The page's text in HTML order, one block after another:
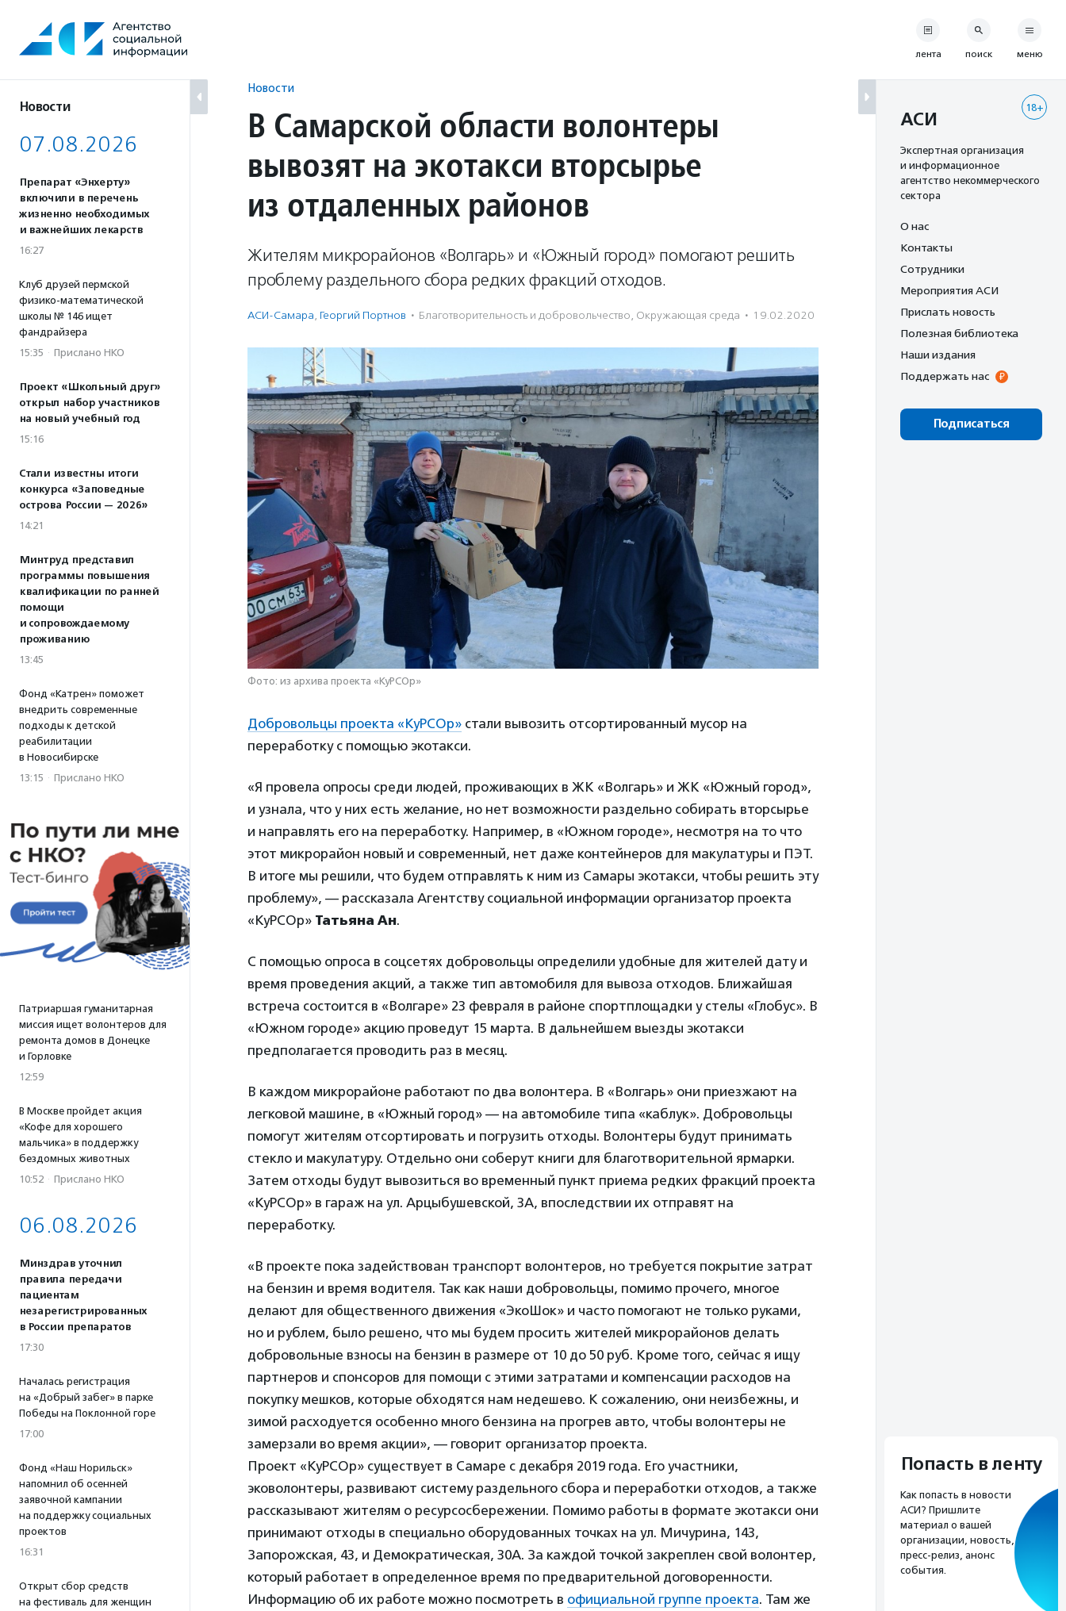
содержанию
Новости
07.08.2026
Препарат «Энхерту»
включили в перечень
жизненно необходимых
и важнейших лекарств
16:27
Клуб друзей пермской
физико-математической
школы № 146 ищет
фандрайзера
15:35 · Прислано НКО
Проект «Школьный друг»
открыл набор участников
на новый учебный год
15:16
Стали известны итоги
конкурса «Заповедные
острова России — 2026»
14:21
Минтруд представил
программы повышения
квалификации по ранней
помощи
и сопровождаемому
проживанию
13:45
Фонд «Катрен» поможет
внедрить современные
подходы к детской
реабилитации
в Новосибирске
13:15 · Прислано НКО
Патриаршая гуманитарная
миссия ищет волонтеров для
ремонта домов в Донецке
и Горловке
12:59
В Москве пройдет акция
«Кофе для хорошего
мальчика» в поддержку
бездомных животных
10:52 · Прислано НКО
06.08.2026
Минздрав уточнил
правила передачи
пациентам
незарегистрированных
в России препаратов
17:30
Началась регистрация
на «Добрый забег» в парке
Победы на Поклонной горе
17:00
Фонд «Наш Норильск»
напомнил об осенней
заявочной кампании
на поддержку социальных
проектов
16:31
Открыт сбор средств
на фестиваль для женщин
Новости
В Самарской области волонтеры
вывозят на экотакси вторсырье
из отдаленных районов
Жителям микрорайонов «Волгарь» и «Южный город» помогают решить
проблему раздельного сбора редких фракций отходов.
АСИ-Самара, Георгий Портнов · Благотвори­тель­ность и доброволь­чест­во, Окружающая среда · 19.02.2020
Фото: из архива проекта «КуРСОр»
Добровольцы проекта «КуРСОр» стали вывозить отсортированный мусор на
переработку с помощью экотакси.
«Я провела опросы среди людей, проживающих в ЖК «Волгарь» и ЖК «Южный город»,
и узнала, что у них есть желание, но нет возможности раздельно собирать вторсырье
и направлять его на переработку. Например, в «Южном городе», несмотря на то что
этот микрорайон новый и современный, нет даже контейнеров для макулатуры и ПЭТ.
В итоге мы решили, что будем отправлять к ним из Самары экотакси, чтобы решить эту
проблему», — рассказала Агентству социальной информации организатор проекта
«КуРСОр» Татьяна Ан.
С помощью опроса в соцсетях добровольцы определили удобные для жителей дату и
время проведения акций, а также тип автомобиля для вывоза отходов. Ближайшая
встреча состоится в «Волгаре» 23 февраля в районе спортплощадки у стелы «Глобус». В
«Южном городе» акцию проведут 15 марта. В дальнейшем выезды экотакси
предполагается проводить раз в месяц.
В каждом микрорайоне работают по два волонтера. В «Волгарь» они приезжают на
легковой машине, в «Южный город» — на автомобиле типа «каблук». Добровольцы
помогут жителям отсортировать и погрузить отходы. Волонтеры будут принимать
стекло и макулатуру. Отдельно они соберут книги для благотворительной ярмарки.
Затем отходы будут вывозиться во временный пункт приема редких фракций проекта
«КуРСОр» в гараж на ул. Арцыбушевской, 3А, впоследствии их отправят на
переработку.
«В проекте пока задействован транспорт волонтеров, но требуется покрытие затрат
на бензин и время водителя. Так как наши добровольцы, помимо прочего, многое
делают для общественного движения «ЭкоШок» и часто помогают не только руками,
но и рублем, было решено, что мы будем просить жителей микрорайонов делать
добровольные взносы на бензин в размере от 10 до 50 руб. Кроме того, сейчас я ищу
партнеров и спонсоров для помощи с этими затратами и компенсации расходов на
покупку мешков, которые обходятся нам недешево. К сожалению, они неизбежны, и
зимой расходуется особенно много бензина на прогрев авто, чтобы волонтеры не
замерзали во время акции», — говорит организатор проекта.
Проект «КуРСОр» существует в Самаре с декабря 2019 года. Его участники,
эковолонтеры, развивают систему раздельного сбора и переработки отходов, а также
рассказывают жителям о ресурсосбережении. Помимо работы в формате экотакси они
принимают отходы в специально оборудованных точках на ул. Мичурина, 143,
Запорожская, 43, и Демократическая, 30А. За каждой точкой закреплен свой волонтер,
который работает в определенное время по предварительной договоренности.
Информацию об их работе можно посмотреть в официальной группе проекта. Там же
лента поиск меню
18+
АСИ
Экспертная организация
и информационное
агентство некоммерческого
сектора
О нас
Контакты
Сотрудники
Мероприятия АСИ
Прислать новость
Полезная библиотека
Наши издания
Поддержать нас
Подписаться
Попасть в ленту
Как попасть в новости
АСИ? Пришлите
материал о вашей
организации, новость,
пресс-релиз, анонс
события.